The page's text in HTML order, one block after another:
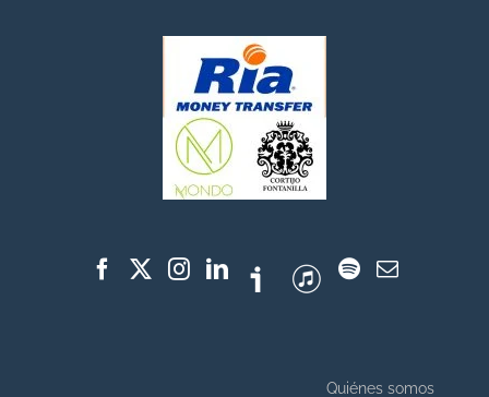
Quiénes somos